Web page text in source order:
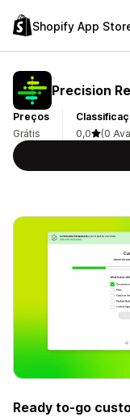
Shopify App
Precision
Preços
Grátis
0,0
(0
Ready to-go